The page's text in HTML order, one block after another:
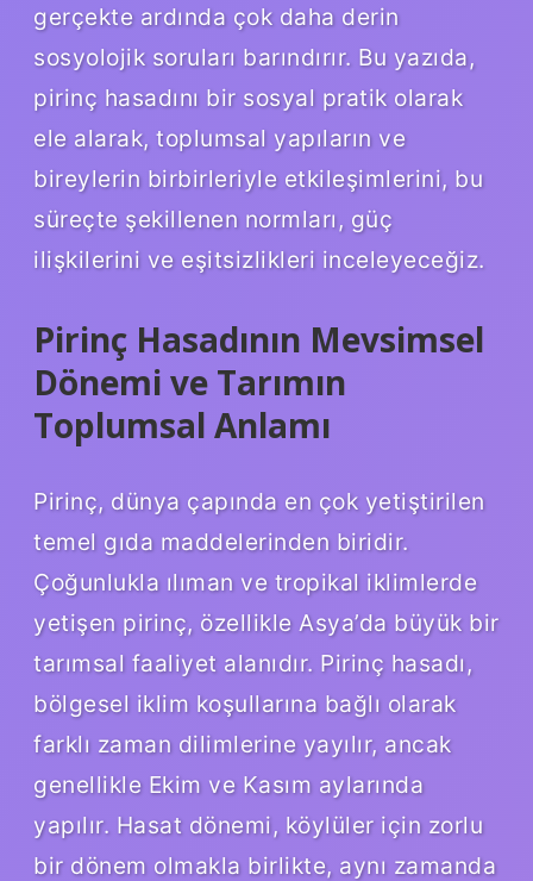
gerçekte ardında çok daha derin
sosyolojik soruları barındırır. Bu yazıda,
pirinç hasadını bir sosyal pratik olarak
ele alarak, toplumsal yapıların ve
bireylerin birbirleriyle etkileşimlerini, bu
süreçte şekillenen normları, güç
ilişkilerini ve eşitsizlikleri inceleyeceğiz.
Pirinç Hasadının Mevsimsel
Dönemi ve Tarımın
Toplumsal Anlamı
Pirinç, dünya çapında en çok yetiştirilen
temel gıda maddelerinden biridir.
Çoğunlukla ılıman ve tropikal iklimlerde
yetişen pirinç, özellikle Asya’da büyük bir
tarımsal faaliyet alanıdır. Pirinç hasadı,
bölgesel iklim koşullarına bağlı olarak
farklı zaman dilimlerine yayılır, ancak
genellikle Ekim ve Kasım aylarında
yapılır. Hasat dönemi, köylüler için zorlu
bir dönem olmakla birlikte, aynı zamanda